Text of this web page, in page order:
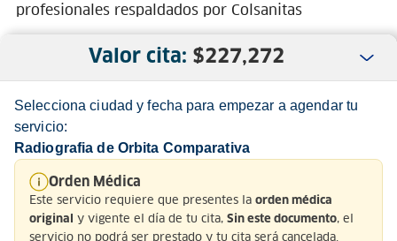
Valor cita: $227,272
Selecciona ciudad y fecha para empezar a agendar tu
servicio:
Radiografia de Orbita Comparativa
Orden Médica
Este servicio requiere que presentes la orden médica
original
y vigente el día de tu cita, Sin este documento, el
servicio no podrá ser prestado y tu cita será cancelada.
profesionales respaldados por Colsanitas
Servicio al Cliente